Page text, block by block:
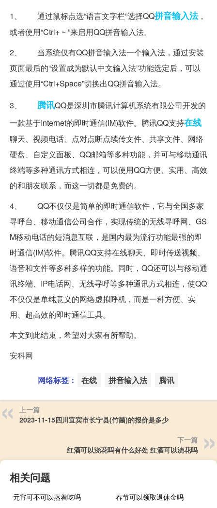
1、 通过鼠标点选“语言文字栏”选择QQ拼音输入法，
或者使用“Ctrl+ ~ ”来启用QQ拼音输入法。
2、 当系统仅有QQ拼音输入法一个输入法，通过安装
页面最后的“设置成为默认中文输入法”功能选定后，可以
通过使用“Ctrl+Space”切换出QQ拼音输入法。
3、 腾讯QQ是深圳市腾讯计算机系统有限公司开发的
一款基于Internet的即时通信(IM)软件。腾讯QQ支持在线
聊天、视频电话、点对点断点续传文件、共享文件、网络
硬盘、自定义面板、QQ邮箱等多种功能，并可与移动通讯
终端等多种通讯方式相连，可以使用QQ方便、实用、高效
的和朋友联系，而这一切都是免费的。
4、 QQ不仅仅是简单的即时通信软件，它与全国多家
寻呼台、移动通信公司合作，实现传统的无线寻呼网、GS
M移动电话的短消息互联，是国内最为流行功能最强的即
时通信(IM)软件。腾讯QQ支持在线聊天、即时传送视频、
语音和文件等多种多样的功能。同时，QQ还可以与移动通
讯终端、IP电话网、无线寻呼等多种通讯方式相连，使QQ
不仅仅是单纯意义的网络虚拟呼机，而是一种方便、实
用、超高效的即时通信工具。
本文到此结束，希望对大家有所帮助。
安科网
网络标签： 在线 拼音输入法 腾讯
上一篇
2023-11-15四川宜宾市长宁县(竹菌)的报价是多少
下一篇
红酒可以浇花吗有什么好处 红酒可以浇花吗
相关问题
元宵可不可以蒸着吃吗
春节可以领取退休金吗